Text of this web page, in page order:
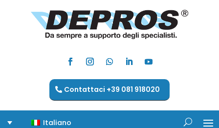
Contattaci +39 081 918020
Italiano